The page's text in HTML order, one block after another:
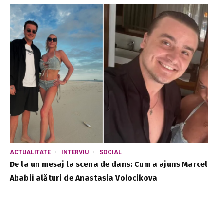
ACTUALITATE INTERVIU SOCIAL
De la un mesaj la scena de dans: Cum a ajuns Marcel
Ababii alături de Anastasia Volocikova